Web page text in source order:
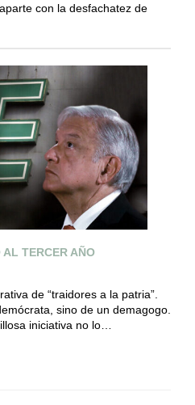
con la desfachatez de
AL TERCER AÑO
de “traidores a la patria”.
sino de un demagogo.
iniciativa no lo…